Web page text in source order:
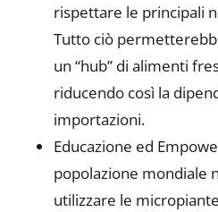
rispettare le principali
Tutto ciò
un “hub” di alimenti
riducendo così la
importazioni.
Educazione ed
popolazione mondiale
utilizzare le